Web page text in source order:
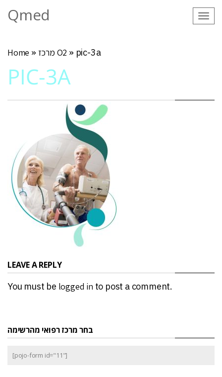
Qmed
Home » מרכז O2 » pic-3a
PIC-3A
LEAVE A REPLY
You must be logged in to post a comment.
בחר מרכז רפואי מהרשימה
[pojo-form id="11"]